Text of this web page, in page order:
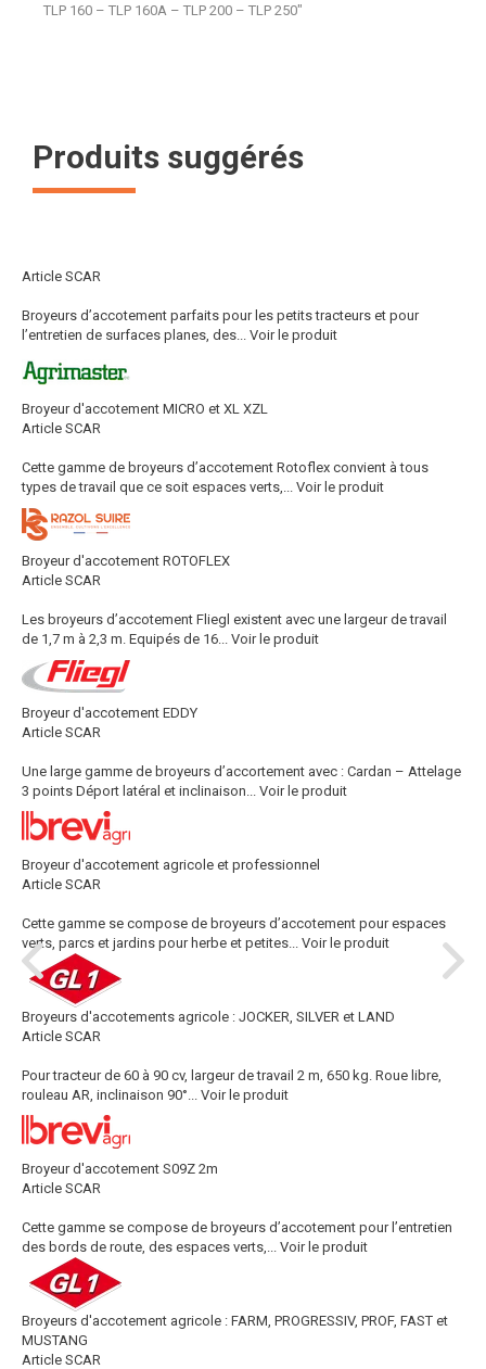
TLP 160 – TLP 160A – TLP 200 – TLP 250"
Produits suggérés
Article SCAR
Broyeurs d’accotement parfaits pour les petits tracteurs et pour
l’entretien de surfaces planes, des... Voir le produit
Broyeur d'accotement MICRO et XL XZL
Article SCAR
Cette gamme de broyeurs d’accotement Rotoflex convient à tous
types de travail que ce soit espaces verts,... Voir le produit
Broyeur d'accotement ROTOFLEX
Article SCAR
Les broyeurs d’accotement Fliegl existent avec une largeur de travail
de 1,7 m à 2,3 m. Equipés de 16... Voir le produit
Broyeur d'accotement EDDY
Article SCAR
Une large gamme de broyeurs d’accortement avec : Cardan – Attelage
3 points Déport latéral et inclinaison... Voir le produit
Broyeur d'accotement agricole et professionnel
Article SCAR
Cette gamme se compose de broyeurs d’accotement pour espaces
verts, parcs et jardins pour herbe et petites... Voir le produit
Broyeurs d'accotements agricole : JOCKER, SILVER et LAND
Article SCAR
Pour tracteur de 60 à 90 cv, largeur de travail 2 m, 650 kg. Roue libre,
rouleau AR, inclinaison 90°... Voir le produit
Broyeur d'accotement S09Z 2m
Article SCAR
Cette gamme se compose de broyeurs d’accotement pour l’entretien
des bords de route, des espaces verts,... Voir le produit
Broyeurs d'accotement agricole : FARM, PROGRESSIV, PROF, FAST et
MUSTANG
Article SCAR